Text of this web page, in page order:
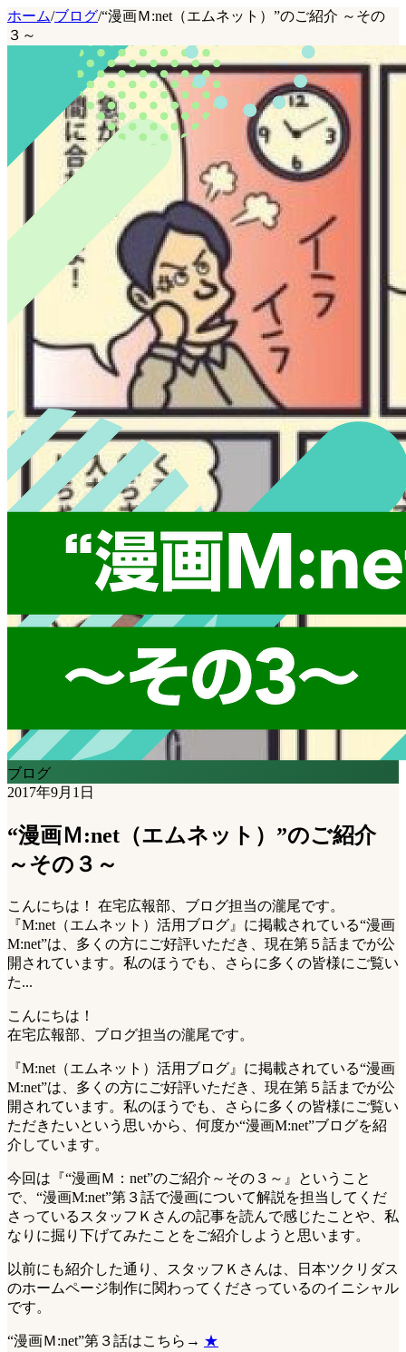
ホーム/ブログ/“漫画Ｍ:net（エムネット）”のご紹介 ～その
３～
ブログ
2017年9月1日
“漫画Ｍ:net（エムネット）”のご紹介
～その３～
こんにちは！ 在宅広報部、ブログ担当の瀧尾です。
『M:net（エムネット）活用ブログ』に掲載されている“漫画
M:net”は、多くの方にご好評いただき、現在第５話までが公
開されています。私のほうでも、さらに多くの皆様にご覧い
た...
こんにちは！
在宅広報部、ブログ担当の瀧尾です。
『M:net（エムネット）活用ブログ』に掲載されている“漫画
M:net”は、多くの方にご好評いただき、現在第５話までが公
開されています。私のほうでも、さらに多くの皆様にご覧い
ただきたいという思いから、何度か“漫画M:net”ブログを紹
介しています。
今回は『“漫画Ｍ：net”のご紹介～その３～』ということ
で、“漫画M:net”第３話で漫画について解説を担当してくだ
さっているスタッフＫさんの記事を読んで感じたことや、私
なりに掘り下げてみたことをご紹介しようと思います。
以前にも紹介した通り、スタッフＫさんは、日本ツクリダス
のホームページ制作に関わってくださっているのイニシャル
です。
“漫画Ｍ:net”第３話はこちら→ ★